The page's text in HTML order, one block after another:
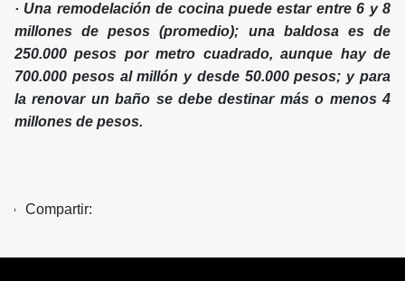
· Una remodelación de cocina puede estar entre 6 y 8
millones de pesos (promedio); una baldosa es de
250.000 pesos por metro cuadrado, aunque hay de
700.000 pesos al millón y desde 50.000 pesos; y para
la renovar un baño se debe destinar más o menos 4
millones de pesos.
Compartir: